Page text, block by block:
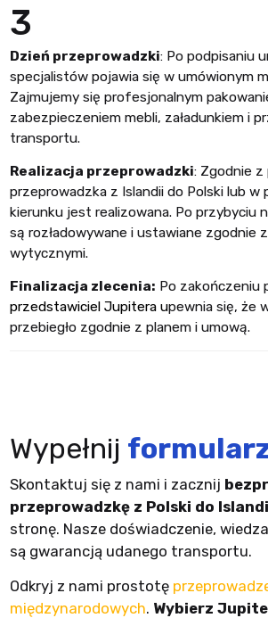
3
Dzień przeprowadzki: Po podpisaniu
specjalistów pojawia się w umówionym
Zajmujemy się profesjonalnym
zabezpieczeniem mebli, załadunkiem i
transportu.
Realizacja przeprowadzki: Zgodnie z
przeprowadzka z Islandii do Polski lub w
kierunku jest realizowana. Po przybyciu
są rozładowywane i ustawiane zgodnie
wytycznymi.
Finalizacja zlecenia: Po zakończeniu
przedstawiciel Jupitera upewnia się, że
przebiegło zgodnie z planem i umową.
Wypełnij
Skontaktuj się z nami i zacznij
przeprowadzkę z Polski do
stronę. Nasze doświadczenie,
są gwarancją udanego transportu.
Odkryj z nami prostotę
międzynarodowych. Wybierz